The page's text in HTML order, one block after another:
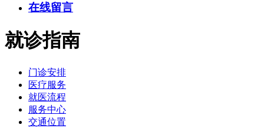
在线留言
就诊指南
门诊安排
医疗服务
就医流程
服务中心
交通位置